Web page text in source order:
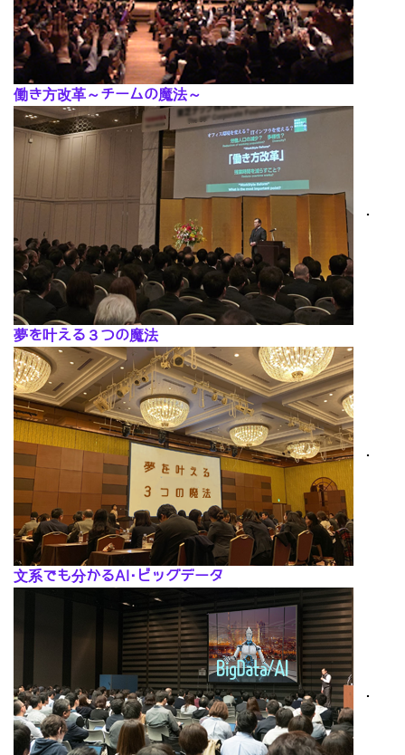
働き方改革～チームの魔法～
･
夢を叶える３つの魔法
･
文系でも分かるAI･ビッグデータ
･